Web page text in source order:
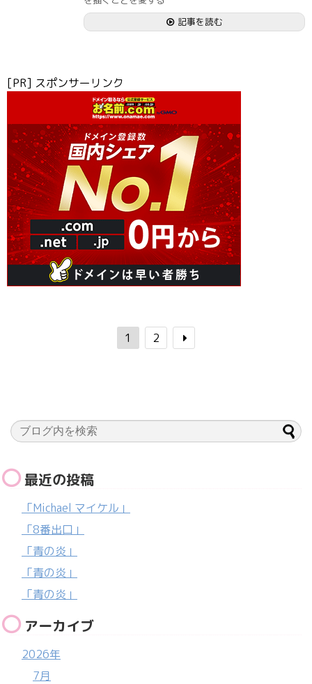
記事を読む
[PR] スポンサーリンク
1 2
最近の投稿
「Michael マイケル」
「8番出口」
「青の炎」
「青の炎」
「青の炎」
アーカイブ
2026年
7月